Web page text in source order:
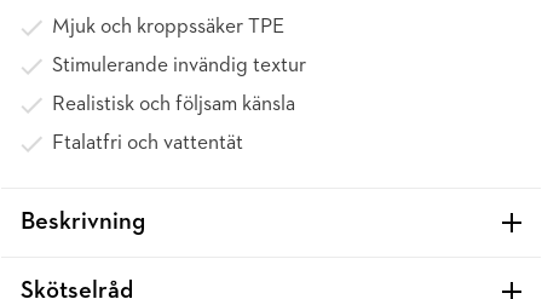
Mjuk och kroppssäker TPE
Stimulerande invändig textur
Realistisk och följsam känsla
Ftalatfri och vattentät
Beskrivning
Skötselråd